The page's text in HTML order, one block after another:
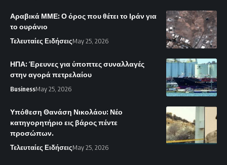
Αραβικά ΜΜΕ: Ο όρος που θέτει το Ιράν για
το ουράνιο
Τελευταίες ΕιδήσειςMay 25, 2026
ΗΠΑ: Έρευνες για ύποπτες συναλλαγές
στην αγορά πετρελαίου
BusinessMay 25, 2026
Υπόθεση Θανάση Νικολάου: Νέο
κατηγορητήριο εις βάρος πέντε
προσώπων.
Τελευταίες ΕιδήσειςMay 25, 2026